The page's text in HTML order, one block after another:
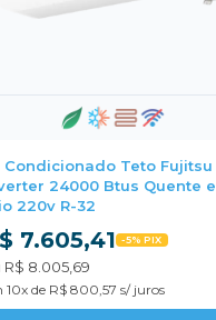
Condicionado Teto Fujitsu
24000 Btus Quente e
220v R-32
7.605,41 -5% PIX
R$ 8.005,69
10x de R$ 800,57 s/ juros